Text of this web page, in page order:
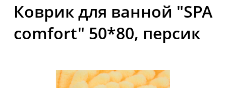
Коврик для ванной "SPA
comfort" 50*80, персик